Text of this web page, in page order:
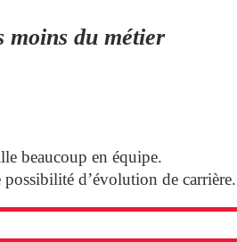
moins du métier
beaucoup en équipe.
possibilité d’évolution de carrière.